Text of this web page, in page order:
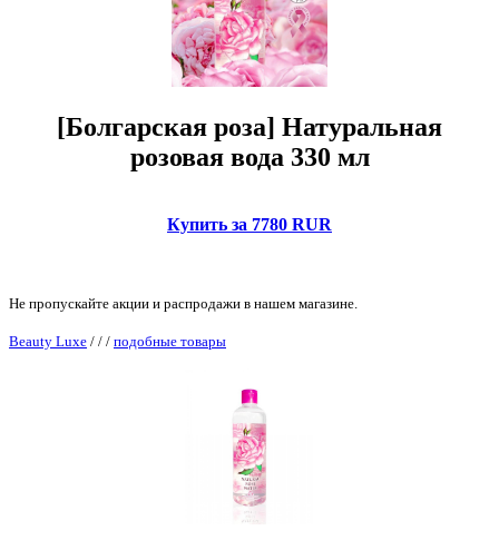
[Болгарская роза] Натуральная
розовая вода 330 мл
Купить за 7780 RUR
Не пропускайте акции и распродажи в нашем магазине.
Beauty Luxe / / / подобные товары